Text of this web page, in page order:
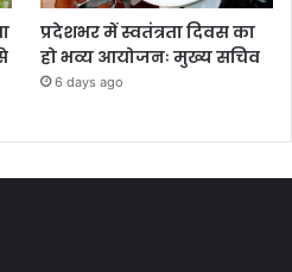
प्रदेशभर में स्वतंत्रता दिवस का
हो भव्य आयोजनः मुख्य सचिव
6 days ago